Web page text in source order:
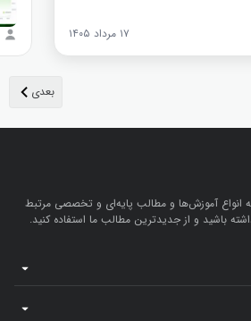
۱۷ مرداد ۱۴۰۵
انواع آموزش‌ها و مطالب پایه‌ای و تخصصی مرتبط
باشید و از جدیدترین مطالب ما استفاده کنید.